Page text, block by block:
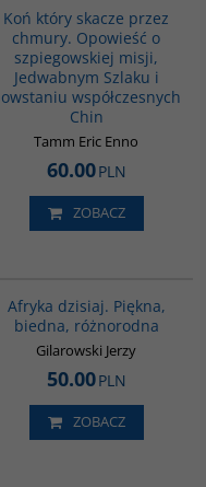
Koń który skacze przez
chmury. Opowieść o
szpiegowskiej misji,
Jedwabnym Szlaku i
współczesnych
Chin
Tamm Eric Enno
60.00PLN
ZOBACZ
Afryka dzisiaj. Piękna,
biedna, różnorodna
Gilarowski Jerzy
50.00PLN
ZOBACZ